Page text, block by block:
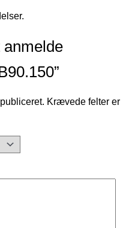
Krævede felter er